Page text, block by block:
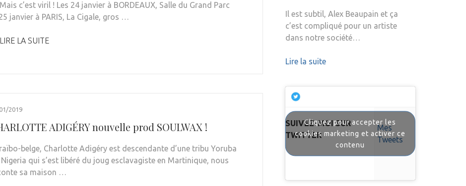
c’est viril ! Les 24 janvier à BORDEAUX, Salle du Grand Parc
janvier à PARIS, La Cigale, gros …
LIRE LA SUITE
2019
ADIGÉRY nouvelle prod SOULWAX !
belge, Charlotte Adigéry est descendante d’une tribu Yoruba
qui s’est libéré du joug esclavagiste en Martinique, nous
sa maison …
Il est subtil, Alex Beaupain et ça
c’est compliqué pour un artiste
dans notre société…
Lire la suite
SUIVEZ-MOI SUR
TWITTER
Mes
Tweets
Cliquez pour accepter les
cookies marketing et activer ce
contenu